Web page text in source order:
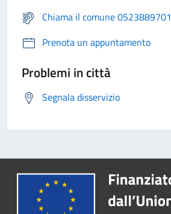
Chiama il comune 0523889701
Prenota un appuntamento
Problemi in città
Segnala disservizio